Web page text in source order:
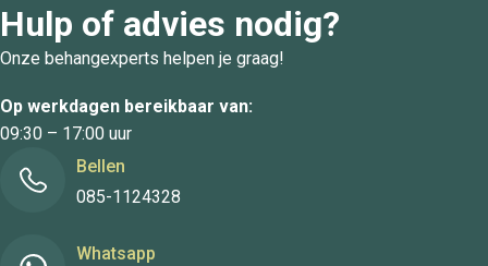
Hulp of advies nodig?
Onze behangexperts helpen je graag!
Op werkdagen bereikbaar van:
09:30 – 17:00 uur
Bellen
085-1124328
Whatsapp